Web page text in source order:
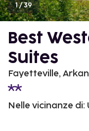
1/39
Best
Suites
Fayetteville,
Nelle vicinanze